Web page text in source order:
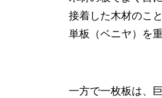
接着した木材のこと
単板（ベニヤ）を
一方で一枚板は、